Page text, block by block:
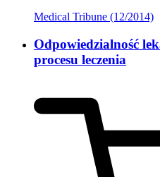
Medical Tribune (12/2014)
Odpowiedzialność
procesu leczenia